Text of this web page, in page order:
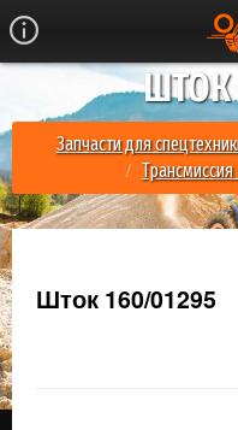
ШТОК
Запчасти для
Трансмиссия
Шток 160/01295